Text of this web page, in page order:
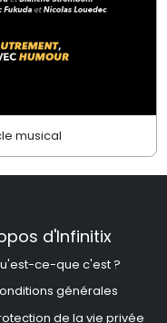
musical
d'Infinitix
ce-que c'est ?
générales
de la vie privée